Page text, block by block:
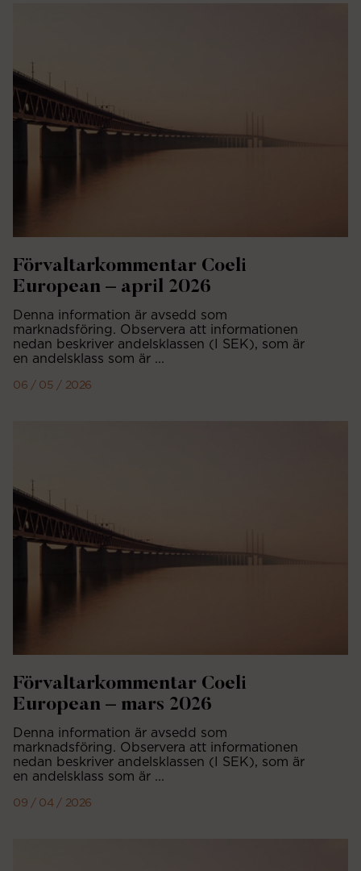
Förvaltarkommentar Coeli
European – april 2026
Denna information är avsedd som
marknadsföring. Observera att informationen
nedan beskriver andelsklassen (I SEK), som är
en andelsklass som är ...
06 / 05 / 2026
Förvaltarkommentar Coeli
European – mars 2026
Denna information är avsedd som
marknadsföring. Observera att informationen
nedan beskriver andelsklassen (I SEK), som är
en andelsklass som är ...
09 / 04 / 2026